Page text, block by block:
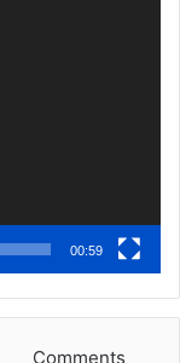
00:59
Comments